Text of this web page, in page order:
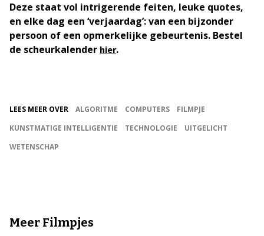
Deze staat vol intrigerende feiten, leuke quotes,
en elke dag een ‘verjaardag’: van een bijzonder
persoon of een opmerkelijke gebeurtenis. Bestel
de scheurkalender hier.
LEES MEER OVER ALGORITME COMPUTERS
FILMPJE
KUNSTMATIGE INTELLIGENTIE
TECHNOLOGIE
UITGELICHT
WETENSCHAP
Meer Filmpjes